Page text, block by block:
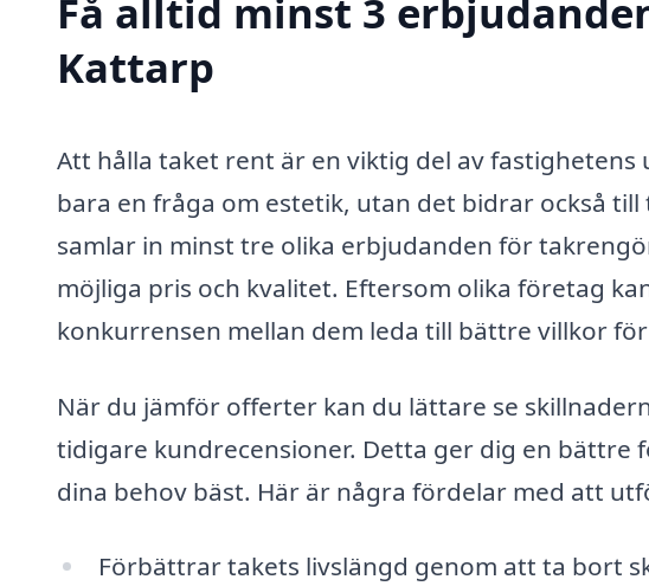
Få alltid minst 3
Kattarp
Att hålla taket rent är en viktig del av
bara en fråga om estetik, utan det bidrar också
samlar in minst tre olika erbjudanden för
möjliga pris och kvalitet. Eftersom olika företag
konkurrensen mellan dem leda till bättre villkor
När du jämför offerter kan du lättare se
tidigare kundrecensioner. Detta ger dig en bättre
dina behov bäst. Här är några fördelar med att
Förbättrar takets livslängd genom att ta bort